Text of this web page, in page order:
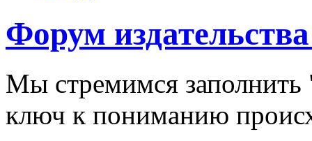
Форум
Мы стремимся заполнить
ключ к пониманию